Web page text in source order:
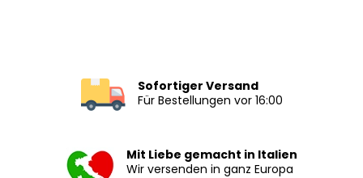
Sofortiger Versand
Für Bestellungen vor 16:00
Mit Liebe gemacht in Italien
Wir versenden in ganz Europa